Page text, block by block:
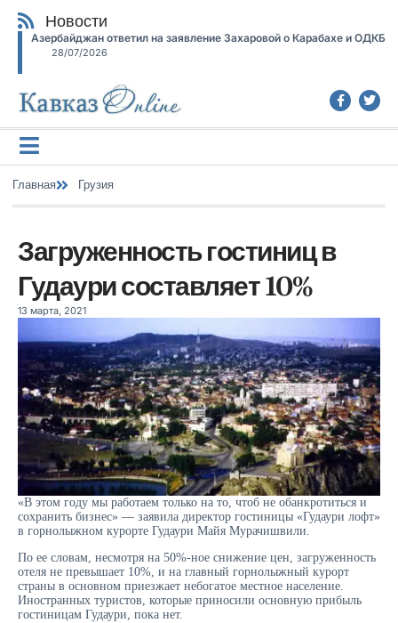
Новости
Азербайджан ответил на заявление Захаровой о Карабахе и ОДКБ
28/07/2026
Главная Грузия
Загруженность гостиниц в
Гудаури составляет 10%
13 марта, 2021
«В этом году мы работаем только на то, чтоб не обанкротиться и
сохранить бизнес» — заявила директор гостиницы «Гудаури лофт»
в горнолыжном курорте Гудаури Майя Мурачишвили.
По ее словам, несмотря на 50%-ное снижение цен, загруженность
отеля не превышает 10%, и на главный горнолыжный курорт
страны в основном приезжает небогатое местное население.
Иностранных туристов, которые приносили основную прибыль
гостиницам Гудаури, пока нет.